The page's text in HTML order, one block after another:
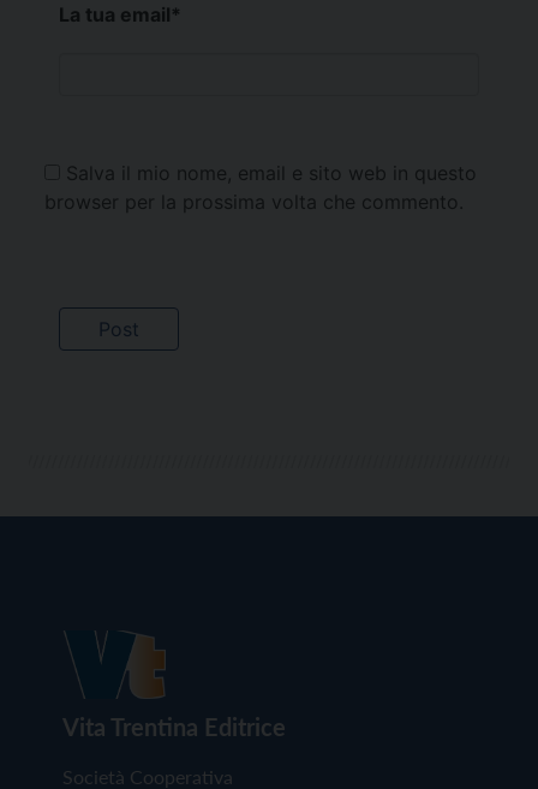
La tua email*
Salva il mio nome, email e sito web in questo
browser per la prossima volta che commento.
Vita Trentina Editrice
Società Cooperativa